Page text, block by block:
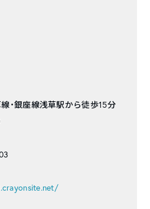
線・銀座線浅草駅から徒歩15分